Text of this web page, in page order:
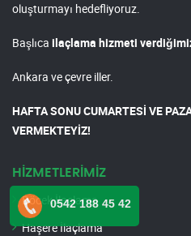
oluşturmayı hedefliyoruz.
Başlıca ilaçlama hizmeti
Ankara ve çevre iller.
HAFTA SONU CUMARTESİ VE
VERMEKTEYİZ!
HİZMETLERİMİZ
Böcek İlaçlama
Haşere İlaçlama
0542 188 45 42